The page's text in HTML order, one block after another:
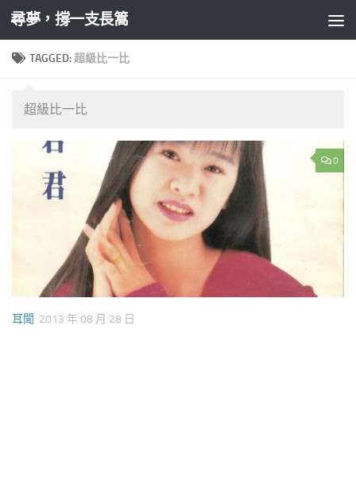
Skip to content
尋夢，撐一支長篙
TAGGED: 超級比一比
超級比一比
0
耳聞 2013 年 08 月 28 日